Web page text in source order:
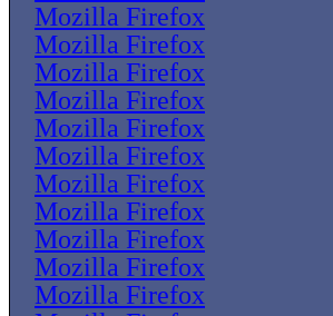
Mozilla Firefox
Mozilla Firefox
Mozilla Firefox
Mozilla Firefox
Mozilla Firefox
Mozilla Firefox
Mozilla Firefox
Mozilla Firefox
Mozilla Firefox
Mozilla Firefox
Mozilla Firefox